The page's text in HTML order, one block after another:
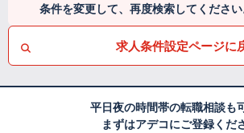
条件を変更して、再度検索してください
求人条件設定ページに
平日夜の時間帯の転職相談も
まずはアデコにご登録くだ